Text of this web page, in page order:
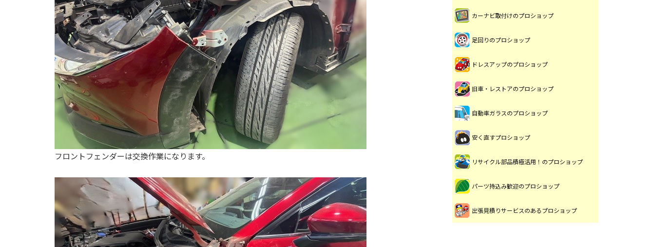
フロントフェンダーは交換作業になります。
カーナビ取付けのプロショップ
足回りのプロショップ
ドレスアップのプロショップ
旧車・レストアのプロショップ
自動車ガラスのプロショップ
安く直すプロショップ
リサイクル部品積極活用！のプロショップ
パーツ持込み歓迎のプロショップ
出張見積りサービスのあるプロショップ